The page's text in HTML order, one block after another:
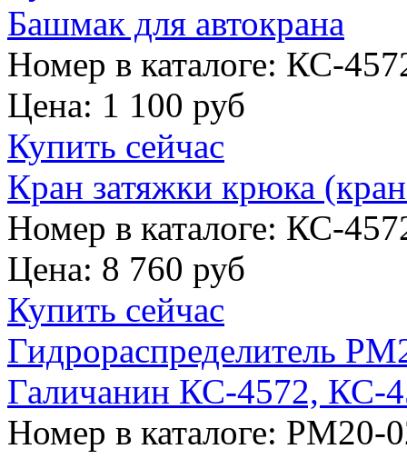
Башмак для автокрана
Номер в каталоге: КС-
Цена: 1 100 руб
Купить сейчас
Кран затяжки крюка
Номер в каталоге: КС-
Цена: 8 760 руб
Купить сейчас
Гидрораспределитель
Галичанин КС-4572, КС-
Номер в каталоге: